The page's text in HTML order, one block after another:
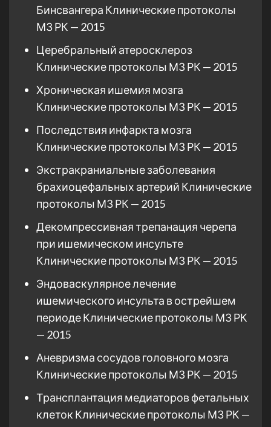
Бинсвангера Клинические протоколы
МЗ РК — 2015
Церебральный атеросклероз
Клинические протоколы МЗ РК — 2015
Хроническая ишемия мозга
Клинические протоколы МЗ РК — 2015
Последствия инфаркта мозга
Клинические протоколы МЗ РК — 2015
Экстракраниальные заболевания
брахиоцефальных артерий Клинические
протоколы МЗ РК — 2015
Декомпрессивная трепанация черепа
при ишемическом инсульте
Клинические протоколы МЗ РК — 2015
Эндоваскулярное лечение
ишемического инсульта в острейшем
периоде Клинические протоколы МЗ РК
— 2015
Аневризма сосудов головного мозга
Клинические протоколы МЗ РК — 2015
Трансплантация медиаторов фетальных
клеток Клинические протоколы МЗ РК —